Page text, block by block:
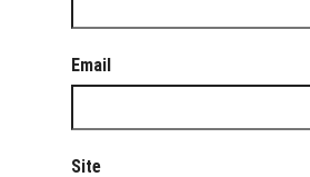
Email
Site